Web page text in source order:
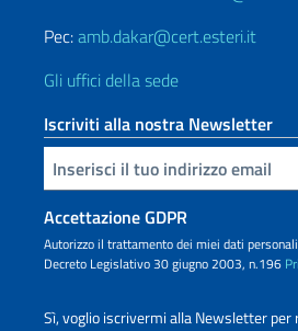
Pec:amb.dakar@cert.esteri.it
Gli uffici della sede
Iscriviti alla nostra Newsletter
Inserisci la tua email
Accettazione GDPR
Autorizzo il trattamento dei miei dati
Decreto Legislativo 30 giugno 2003, n.196
Sì, voglio iscrivermi alla Newsletter per